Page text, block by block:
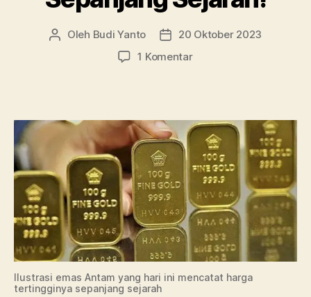
Penulis
Oleh Budi Yanto
Tanggal
artikel
20 Oktober 2023
1 Komentarpada
Harga
Tertinggi
Sepanjang
Sejarah!
Ilustrasi emas Antam yang hari ini mencatat harga
tertingginya sepanjang sejarah